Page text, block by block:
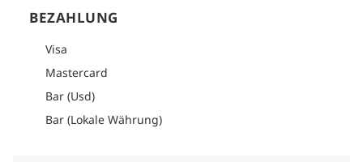
BEZAHLUNG
Visa
Mastercard
Bar (Usd)
Bar (Lokale Währung)